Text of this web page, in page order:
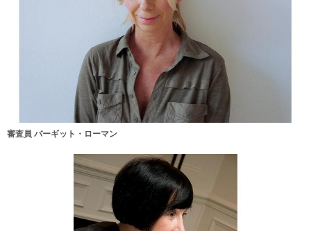
審査員 バーギット・ローマン